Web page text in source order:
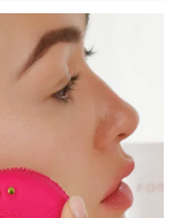
計送達日期 8/16/26
8/13/26
送達日期 8/11/26